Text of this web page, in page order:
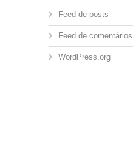
Feed de posts
Feed de comentários
WordPress.org